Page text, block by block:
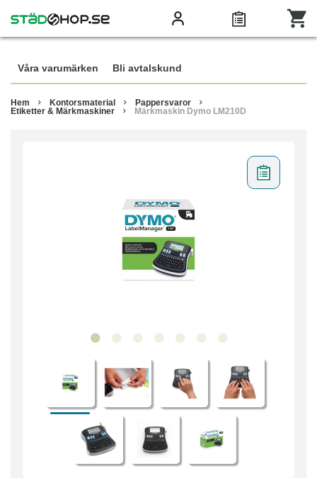
Våra varumärken Bli avtalskund
Hem Kontorsmaterial
Pappersvaror
Etiketter & Märkmaskiner
Märkmaskin Dymo LM210D